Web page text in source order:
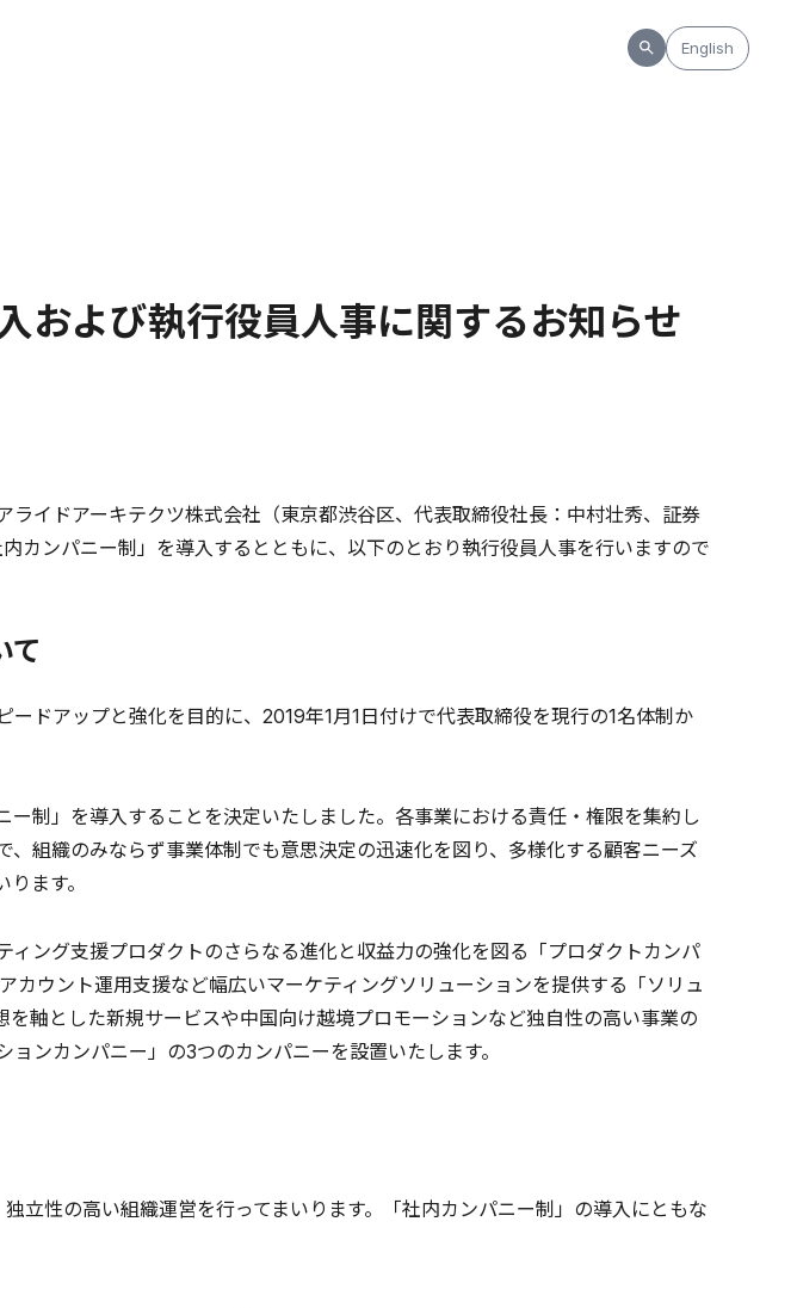
English
および執行役員人事に関するお知らせ
イドアーキテクツ株式会社（東京都渋谷区、代表取締役社長：中村壮秀、証券
カンパニー制」を導入するとともに、以下のとおり執行役員人事を行いますので
て
ドアップと強化を目的に、2019年1月1日付けで代表取締役を現行の1名体制か
制」を導入することを決定いたしました。各事業における責任・権限を集約し
組織のみならず事業体制でも意思決定の迅速化を図り、多様化する顧客ニーズ
ます。
ング支援プロダクトのさらなる進化と収益力の強化を図る「プロダクトカンパ
カウント運用支援など幅広いマーケティングソリューションを提供する「ソリュ
を軸とした新規サービスや中国向け越境プロモーションなど独自性の高い事業の
ンカンパニー」の3つのカンパニーを設置いたします。
立性の高い組織運営を行ってまいります。「社内カンパニー制」の導入にともな